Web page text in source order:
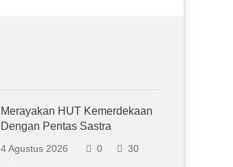
Merayakan HUT Kemerdekaan
Dengan Pentas Sastra
4 Agustus 2026 0 30